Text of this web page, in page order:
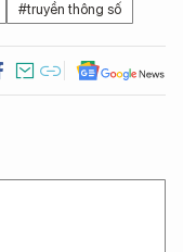
#truyền thông số